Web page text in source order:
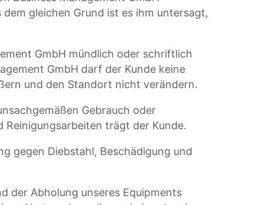
gleichen Grund ist es ihm untersagt,
GmbH mündlich oder schriftlich
GmbH darf der Kunde keine
und den Standort nicht verändern.
Gebrauch oder
Reinigungsarbeiten trägt der Kunde.
gegen Diebstahl, Beschädigung und
der Abholung unseres Equipments